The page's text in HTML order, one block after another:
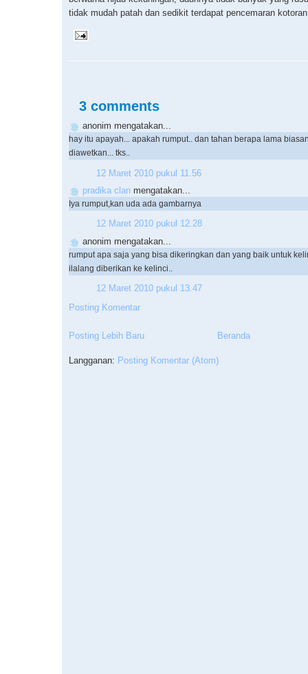
tidak mudah patah dan sedikit terdapat pencemaran
3 comments
anonim mengatakan...
hay itu apayah... apakah rumput.. dan tahan berapa lama
diawetkan... tks..
12 Maret 2010 pukul 11.56
pradika clan mengatakan...
Iya rumput,kan uda ada gambarnya
12 Maret 2010 pukul 12.28
anonim mengatakan...
rumput apa saja yang bisa dikeringkan dan yang baik untuk
ilalang diberikan ke kelinci..
12 Maret 2010 pukul 13.47
Posting Komentar
Posting Lebih Baru Beranda
Langganan: Posting Komentar (Atom)